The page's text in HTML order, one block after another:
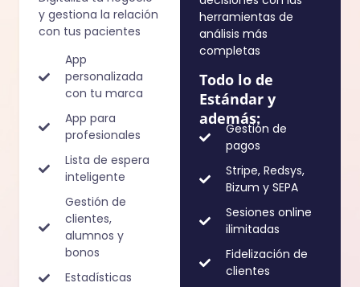
y gestiona la relación
con tus pacientes
App
personalizada
con tu marca
App para
profesionales
Lista de espera
inteligente
Gestión de
clientes,
alumnos y
bonos
Estadísticas
herramientas de
análisis más
completas
Todo lo de
Estándar y
además:
Gestión de
pagos
Stripe, Redsys,
Bizum y SEPA
Sesiones online
ilimitadas
Fidelización de
clientes